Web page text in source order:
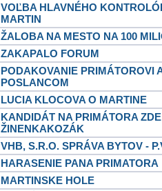
VOĽBA HLAVNÉHO
MARTIN
ŽALOBA NA MESTO NA 100
ZAKAPALO FORUM
PODAKOVANIE PRIMÁTOROVI
POSLANCOM
LUCIA KLOCOVA O MARTINE
KANDIDÁT NA PRIMÁTORA
ŽINENKAKOZÁK
VHB, S.R.O. SPRÁVA BYTOV -
HARASENIE PANA PRIMATORA
MARTINSKE HOLE